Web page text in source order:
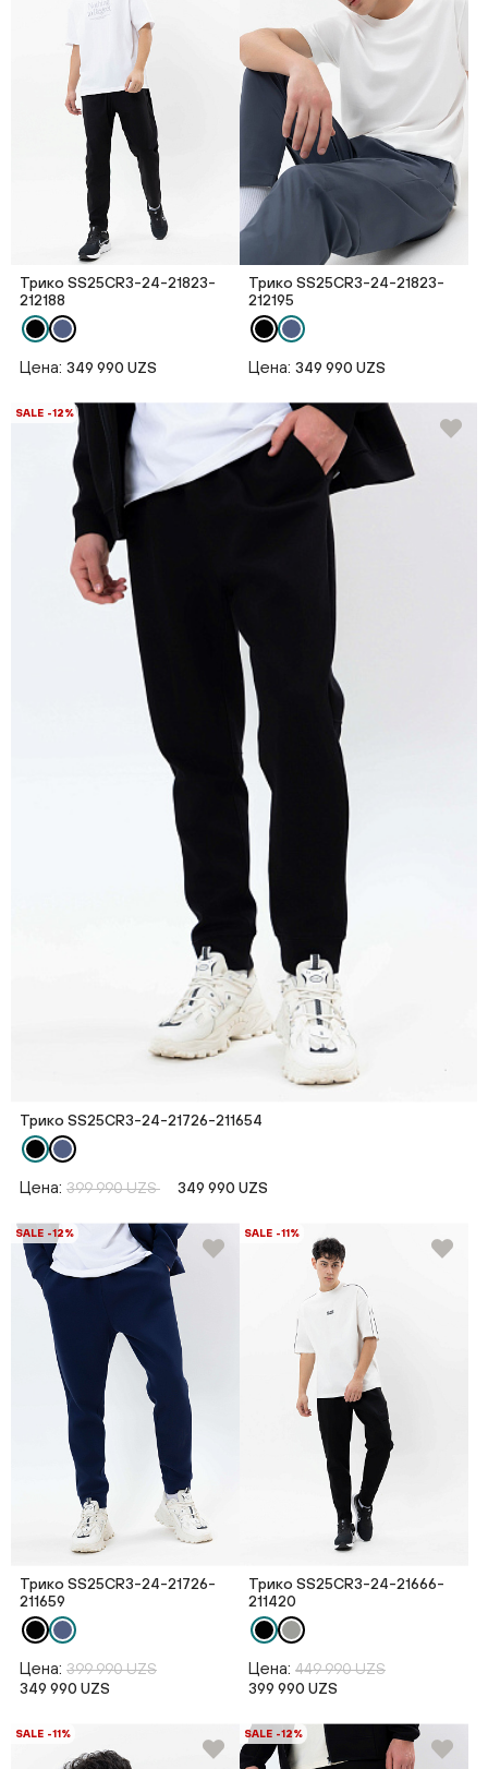
Трико SS25CR3-24-21823-
212188
Цена: 349 990 UZS
Трико SS25CR3-24-21823-
212195
Цена: 349 990 UZS
SALE -12%
Трико SS25CR3-24-21726-211654
Цена: 399 990 UZS 349 990 UZS
SALE -12%
Трико SS25CR3-24-21726-
211659
Цена: 399 990 UZS
349 990 UZS
SALE -11%
Трико SS25CR3-24-21666-
211420
Цена: 449 990 UZS
399 990 UZS
SALE -11% SALE -12%